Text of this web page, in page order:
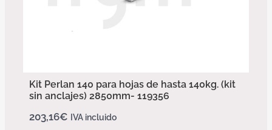
Kit Perlan 140 para hojas de hasta 140kg. (kit
sin anclajes) 2850mm- 119356
203,16€ IVA incluido